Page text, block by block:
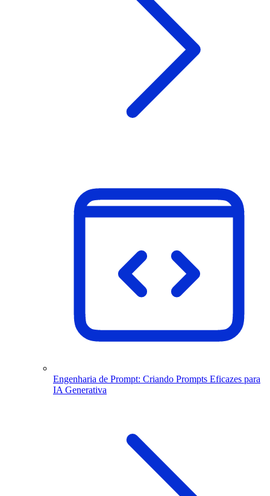
Engenharia de Prompt: Criando Prompts Eficazes para
IA Generativa